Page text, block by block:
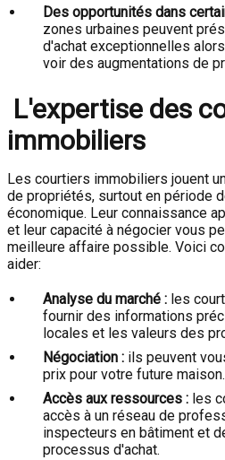
Des opportunités dans
zones urbaines peuvent
d'achat exceptionnelles
voir des augmentations de
L'expertise des
immobiliers
Les courtiers immobiliers jouent
de propriétés, surtout en période
économique. Leur connaissance
et leur capacité à négocier vous
meilleure affaire possible. Voici
aider:
Analyse du marché : les
fournir des informations
locales et les valeurs des
Négociation : ils peuvent
prix pour votre future maison.
Accès aux ressources : les
accès à un réseau de
inspecteurs en bâtiment et
processus d'achat.